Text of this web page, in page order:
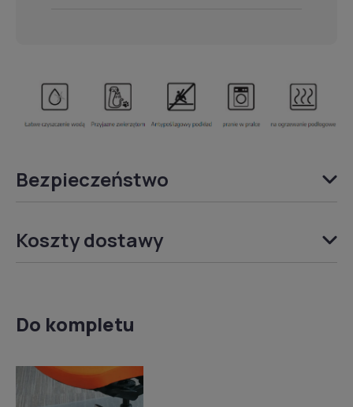
Bezpieczeństwo
Koszty dostawy
Do kompletu